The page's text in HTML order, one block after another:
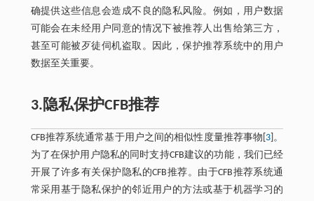
确提供这些信息会造成不良的隐私风险。例如，用户数据
可能会在未经用户同意的情况下被推荐人出售给第三方，
甚至可能被歹徒伺机盗取。因此，保护推荐系统中的用户
数据至关重要。
3.隐私保护CFB推荐
CFB推荐系统通常基于用户之间的相似性度量推荐事物[ 3 ]。
为了在保护用户隐私的同时支持CFB建议的功能，我们已经
开展了许多有关保护隐私的CFB推荐。由于CFB推荐系统通
常采用基于隐私保护的邻近用户的方法或基于机器学习的